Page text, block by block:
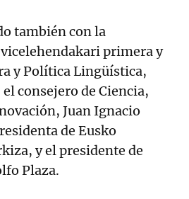
también con la
primera y
y Política Lingüística,
el consejero de Ciencia,
Juan Ignacio
de Eusko
y el presidente de
Plaza.